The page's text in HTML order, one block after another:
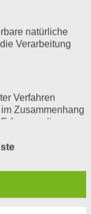
natürliche
Verarbeitung
Verfahren
Zusammenhang
die
die
das